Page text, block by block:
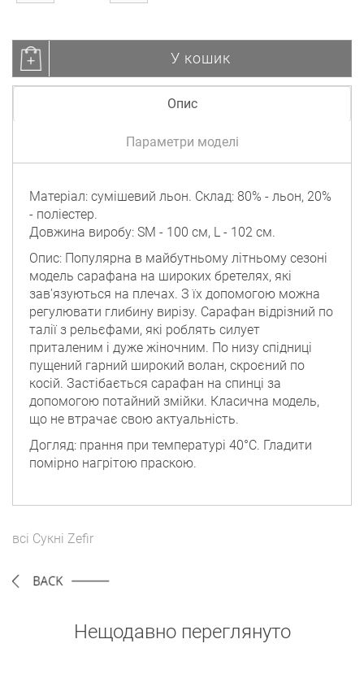
У кошик
Опис
Параметри моделі
Матеріал: сумішевий льон. Склад: 80% - льон, 20%
- поліестер.
Довжина виробу: SM - 100 см, L - 102 см.
Опис: Популярна в майбутньому літньому сезоні
модель сарафана на широких бретелях, які
зав'язуються на плечах. З їх допомогою можна
регулювати глибину вирізу. Сарафан відрізний по
талії з рельєфами, які роблять силует
приталеним і дуже жіночним. По низу спідниці
пущений гарний широкий волан, скроєний по
косій. Застібається сарафан на спинці за
допомогою потайний змійки. Класична модель,
що не втрачає свою актуальність.
Догляд: прання при температурі 40°C. Гладити
помірно нагрітою праскою.
всі Сукні Zefir
Нещодавно переглянуто